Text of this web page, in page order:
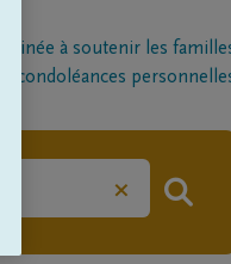
à soutenir les
condoléances
×